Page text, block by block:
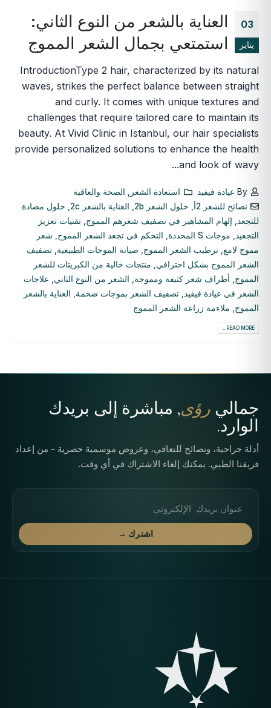
03
يناير
العناية بالشعر من النوع الثاني:
استمتعي بجمال الشعر المموج
IntroductionType 2 hair, characterized by its natural
waves, strikes the perfect balance between straight
and curly. It comes with unique textures and
challenges that require tailored care to maintain its
beauty. At Vivid Clinic in Istanbul, our hair specialists
provide personalized solutions to enhance the health
and look of wavy...
By عيادة فيفيد استعادة الشعر
الصحة والعافية
نصائح للشعر 2أ
حلول الشعر 2b العناية بالشعر 2c
حلول مضادة
للتجعد
إلهام المشاهير في تصفيف شعرهم المموج تقنيات تعزيز
التجعيد
موجات S المحددة التحكم في تجعد الشعر المموج
شعر
مموج لامع ترطيب الشعر المموج صيانة الموجات الطبيعية تصفيف
الشعر المموج بشكل احترافي
منتجات خالية من الكبريتات للشعر
المموج
أطراف شعر كثيفة ومموجة الشعر من النوع الثاني
علاجات
الشعر في عيادة فيفيد
تصفيف الشعر بموجات ضخمة
العناية بالشعر
المموج
ملاءمة زراعة الشعر المموج
READ MORE...
جمالي رؤى, مباشرة إلى بريدك
الوارد.
أدلة جراحية، ونصائح للتعافي، وعروض موسمية حصرية - من إعداد
فريقنا الطبي. يمكنك إلغاء الاشتراك في أي وقت.
اشترك →